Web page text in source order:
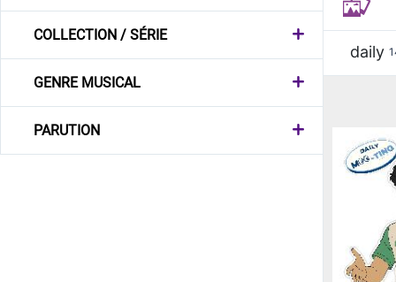
COLLECTION / SÉRIE
GENRE MUSICAL
PARUTION
daily